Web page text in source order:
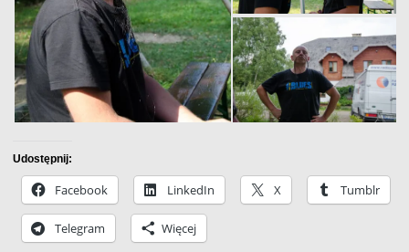
Udostępnij:
Facebook LinkedIn X Tumblr
Telegram Więcej